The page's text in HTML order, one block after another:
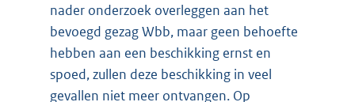
nader onderzoek overleggen aan het
bevoegd gezag Wbb, maar geen behoefte
hebben aan een beschikking ernst en
spoed, zullen deze beschikking in veel
gevallen niet meer ontvangen. Op